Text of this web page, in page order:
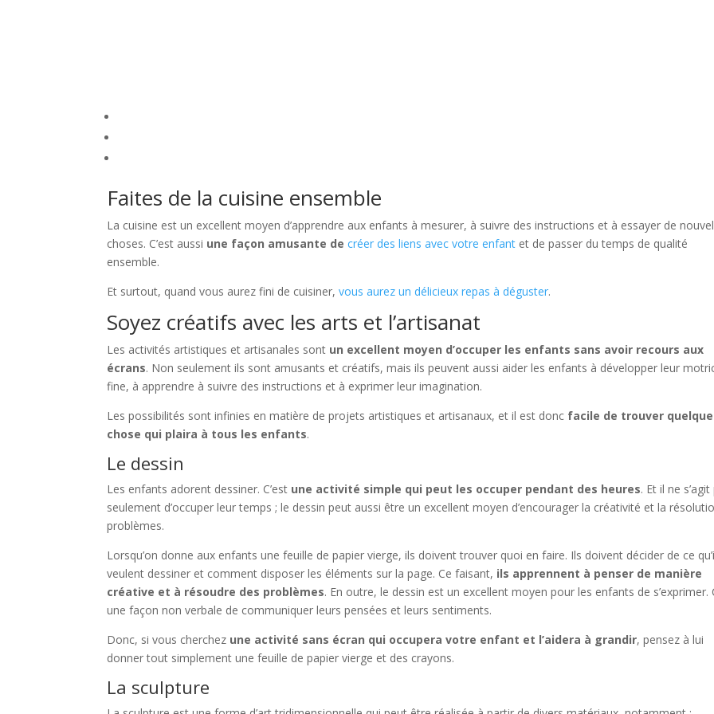
Faites de la cuisine ensemble
La cuisine est un excellent moyen d’apprendre aux enfants à mesurer, à suivre des instructions et à essayer de
choses. C’est aussi une façon amusante decréer des liens avec votre enfant et de passer du temps de qualité
ensemble.
Et surtout, quand vous aurez fini de cuisiner,vous aurez un délicieux repas à déguster.
Soyez créatifs avec les arts et l’artisanat
Les activités artistiques et artisanales sont un excellent moyen d’occuper les enfants sans avoir recours aux
écrans. Non seulement ils sont amusants et créatifs, mais ils peuvent aussi aider les enfants à développer leur
fine, à apprendre à suivre des instructions et à exprimer leur imagination.
Les possibilités sont infinies en matière de projets artistiques et artisanaux, et il est donc facile de trouver quelque
chose qui plaira à tous les enfants.
Le dessin
Les enfants adorent dessiner. C’est une activité simple qui peut les occuper pendant des heures. Et il ne
seulement d’occuper leur temps ; le dessin peut aussi être un excellent moyen d’encourager la créativité et la
problèmes.
Lorsqu’on donne aux enfants une feuille de papier vierge, ils doivent trouver quoi en faire. Ils doivent décider de ce
veulent dessiner et comment disposer les éléments sur la page. Ce faisant, ils apprennent à penser de manière
créative et à résoudre des problèmes. En outre, le dessin est un excellent moyen pour les enfants de s’exprimer.
une façon non verbale de communiquer leurs pensées et leurs sentiments.
Donc, si vous cherchez une activité sans écran qui occupera votre enfant et l’aidera à grandir, pensez à lui
donner tout simplement une feuille de papier vierge et des crayons.
La sculpture